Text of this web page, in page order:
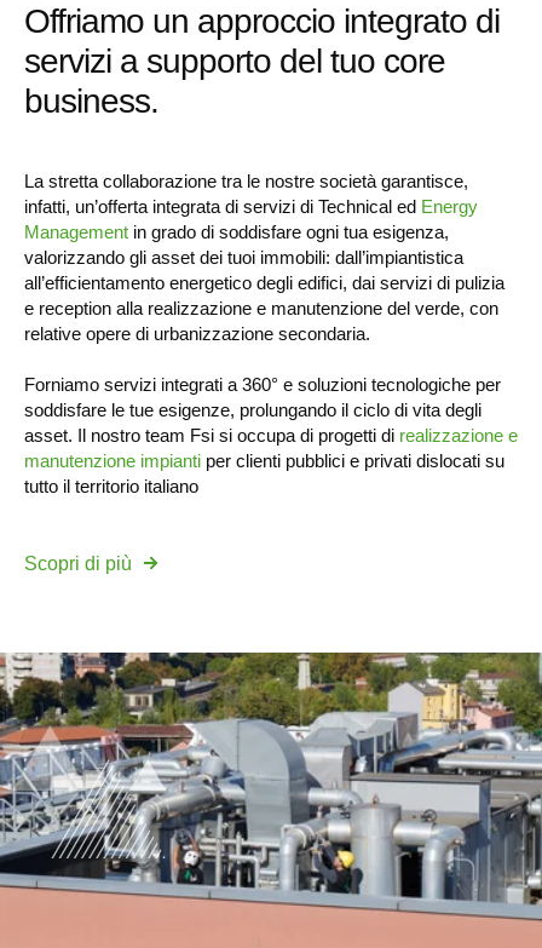
Offriamo un approccio integrato di
servizi a supporto del tuo core
business.
La stretta collaborazione tra le nostre società garantisce,
infatti, un’offerta integrata di servizi di Technical ed Energy
Management in grado di soddisfare ogni tua esigenza,
valorizzando gli asset dei tuoi immobili: dall’impiantistica
all’efficientamento energetico degli edifici, dai servizi di pulizia
e reception alla realizzazione e manutenzione del verde, con
relative opere di urbanizzazione secondaria.
Forniamo servizi integrati a 360° e soluzioni tecnologiche per
soddisfare le tue esigenze, prolungando il ciclo di vita degli
asset. Il nostro team Fsi si occupa di progetti di realizzazione e
manutenzione impianti per clienti pubblici e privati dislocati su
tutto il territorio italiano
Scopri di più